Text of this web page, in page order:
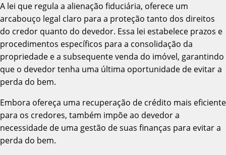
A lei que regula a alienação fiduciária, oferece um
arcabouço legal claro para a proteção tanto dos direitos
do credor quanto do devedor. Essa lei estabelece prazos e
procedimentos específicos para a consolidação da
propriedade e a subsequente venda do imóvel, garantindo
que o devedor tenha uma última oportunidade de evitar a
perda do bem.
Embora ofereça uma recuperação de crédito mais eficiente
para os credores, também impõe ao devedor a
necessidade de uma gestão de suas finanças para evitar a
perda do bem.